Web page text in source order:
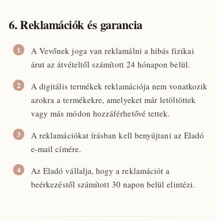
6. Reklamációk és garancia
A Vevőnek joga van reklamálni a hibás fizikai
árut az átvételtől számított 24 hónapon belül.
A digitális termékek reklamációja nem vonatkozik
azokra a termékekre, amelyeket már letöltöttek
vagy más módon hozzáférhetővé tettek.
A reklamációkat írásban kell benyújtani az Eladó
e-mail címére.
Az Eladó vállalja, hogy a reklamációt a
beérkezéstől számított 30 napon belül elintézi.